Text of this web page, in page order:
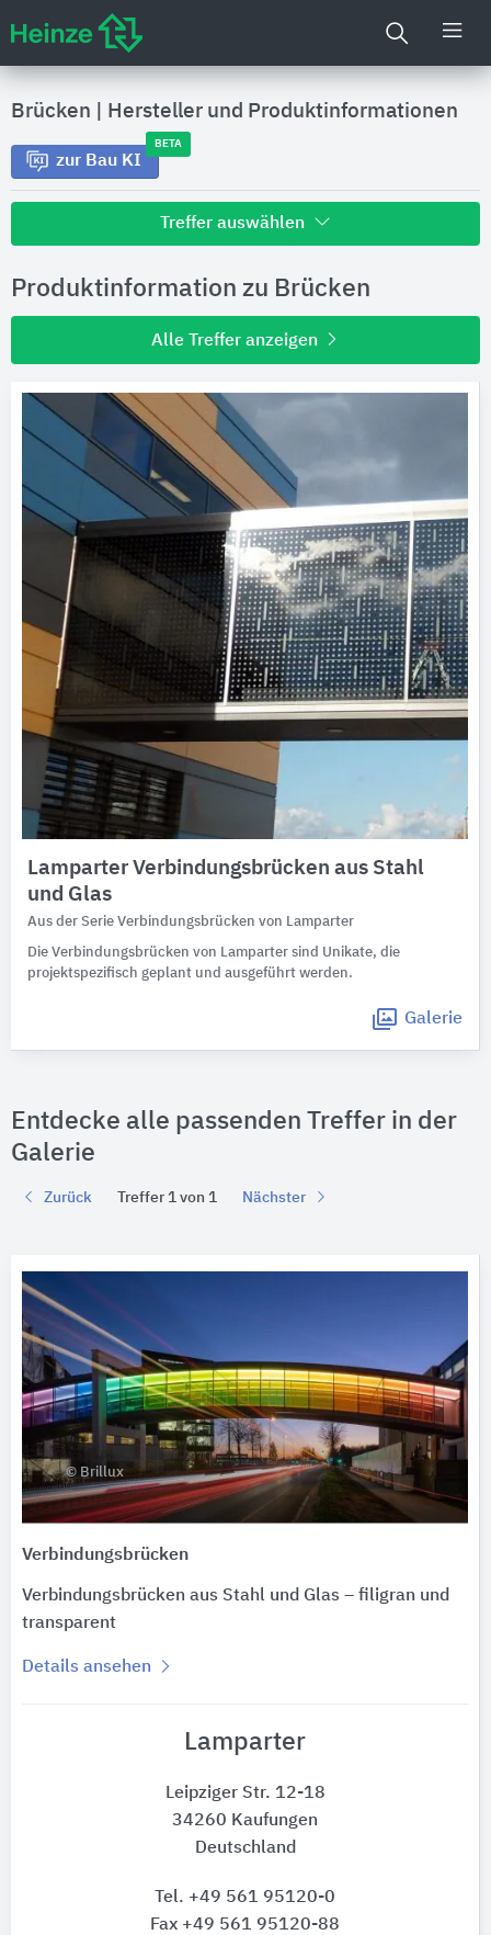
Brücken Hersteller und Produktinformationen
zur Bau KI
BETA
Treffer auswählen
Hersteller
Produktdaten
Ausschreibungstexte
CAD-Details
Architekturobjekte
Expertenprofile
Produktinformation zu Brücken
Alle Treffer anzeigen
Lamparter Verbindungsbrücken aus Stahl
und Glas
Aus der Serie Verbindungsbrücken von Lamparter
Die Verbindungsbrücken von Lamparter sind Unikate, die
projektspezifisch geplant und ausgeführt werden.
Galerie
Entdecke alle passenden Treffer in der
Galerie
Zurück Treffer 1 von 1 Nächster
© Brillux
Verbindungsbrücken
Verbindungsbrücken aus Stahl und Glas – filigran und
transparent
Details ansehen
Lamparter
Leipziger Str. 12-18
34260 Kaufungen
Deutschland
Tel. +49 561 95120-0
Fax +49 561 95120-88